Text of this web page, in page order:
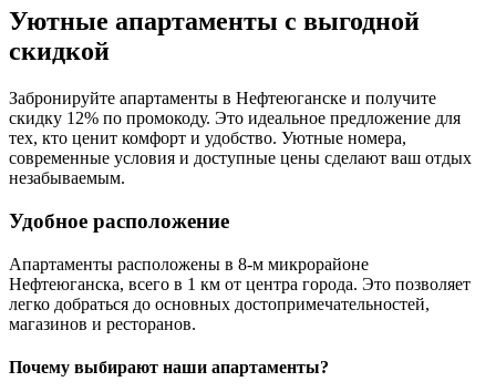
Уютные апартаменты с выгодной
скидкой
Забронируйте апартаменты в Нефтеюганске и получите
скидку 12% по промокоду. Это идеальное предложение для
тех, кто ценит комфорт и удобство. Уютные номера,
современные условия и доступные цены сделают ваш отдых
незабываемым.
Удобное расположение
Апартаменты расположены в 8-м микрорайоне
Нефтеюганска, всего в 1 км от центра города. Это позволяет
легко добраться до основных достопримечательностей,
магазинов и ресторанов.
Почему выбирают наши апартаменты?